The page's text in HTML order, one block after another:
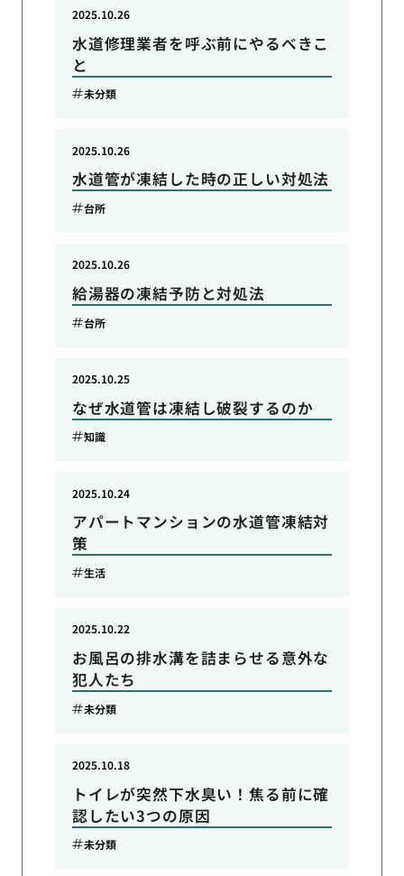
水道修理業者を呼ぶ前にやるべきこ
と
2025.10.26
未分類
水道管が凍結した時の正しい対処法
2025.10.26
台所
給湯器の凍結予防と対処法
2025.10.26
台所
なぜ水道管は凍結し破裂するのか
2025.10.25
知識
アパートマンションの水道管凍結対
策
2025.10.24
生活
お風呂の排水溝を詰まらせる意外な
犯人たち
2025.10.22
未分類
トイレが突然下水臭い！焦る前に確
認したい3つの原因
2025.10.18
未分類